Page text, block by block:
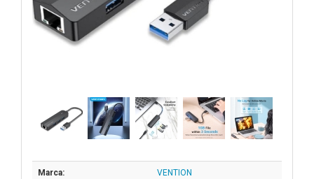
Marca: VENTION